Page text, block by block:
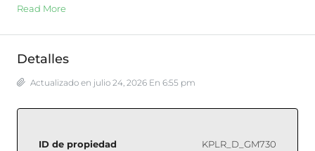
Read More
Detalles
Actualizado en julio 24, 2026 En 6:55 pm
ID de propiedad KPLR_D_GM730